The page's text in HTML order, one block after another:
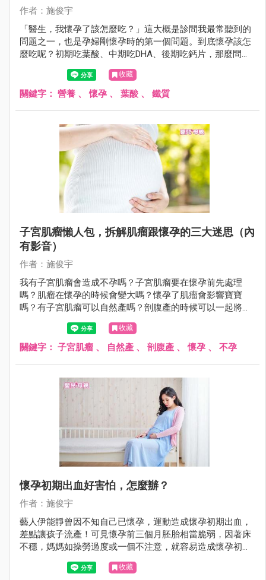
作者：施俊宇
「醫生，我懷孕了該怎麼吃？」這大概是診間我最常聽到的
問題之一，也是孕婦剛懷孕時的第一個問題。到底懷孕該怎
麼吃呢？初期吃葉酸、中期吃DHA、後期吃鈣片，那麼問題
來了，一定要吃保健食品才可以嗎？許多孕媽咪對於營養品
補充總是充滿疑問，這其實並不難，只需清楚在對的時間吃
對的東西，基本上照著三個孕程來補充就沒問題囉！
收藏
關鍵字： 營養 、懷孕 、 葉酸 、 鐵質
子宮肌瘤懶人包，拆解肌瘤跟懷孕的三大迷思（內
有影音）
作者：施俊宇
我有子宮肌瘤會造成不孕嗎？子宮肌瘤要在懷孕前先處理
嗎？肌瘤在懷孕的時候會變大嗎？懷孕了肌瘤會影響寶寶
嗎？有子宮肌瘤可以自然產嗎？剖腹產的時候可以一起將子
宮肌瘤切除嗎？
收藏
關鍵字： 子宮肌瘤 、 自然產 、 剖腹產 、懷孕 、 不孕
懷孕初期出血好害怕，怎麼辦？
作者：施俊宇
藝人伊能靜曾因不知自己已懷孕，運動造成懷孕初期出血，
差點讓孩子流產！可見懷孕前三個月胚胎相當脆弱，因著床
不穩，媽媽如操勞過度或一個不注意，就容易造成懷孕初期
出血，嚴重時可能造成不可挽回的情況發生。
收藏